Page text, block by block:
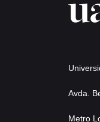
Avda.
Metro